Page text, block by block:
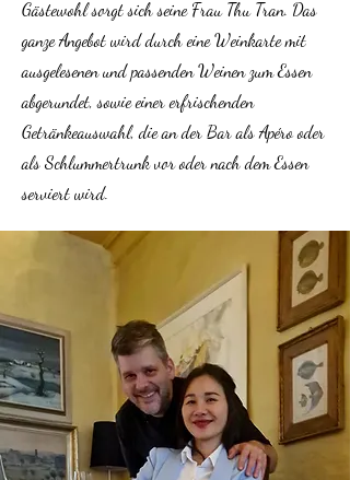
Gästewohl sorgt sich seine Frau Thu Tran. Das
ganze Angebot wird durch eine Weinkarte mit
ausgelesenen und passenden Weinen zum Essen
abgerundet, sowie einer erfrischenden
Getränkeauswahl, die an der Bar als Apéro oder
als Schlummertrunk vor oder nach dem Essen
serviert wird.